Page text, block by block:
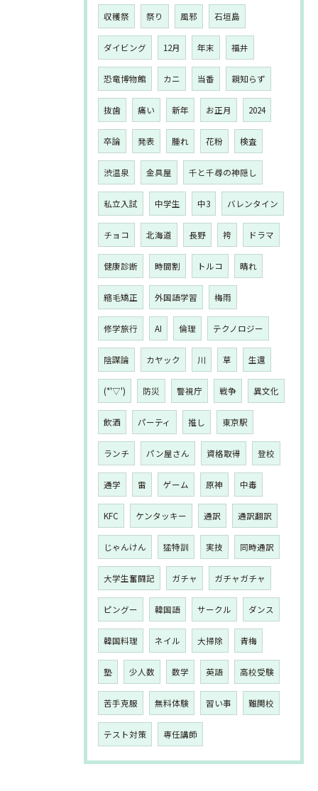
収穫祭 祭り 風邪 石垣島
ダイビング 12月 年末 福井
恐竜博物館 カニ 当番 親知らず
抜歯 痛い 新年 お正月 2024
卒論 発表 腫れ 花粉 検査
渋温泉 金具屋 千と千尋の神隠し
私立入試 中学生 中3 バレンタイン
チョコ 北海道 長野 袴 ドラマ
健康診断 時間割 トルコ 晴れ
縮毛矯正 外国語学習 梅雨
修学旅行 AI 倫理 テクノロジー
陰謀論 カヤック 川 草 生還
(*'▽') 防災 警視庁 戦争 異文化
飲酒 パーティ 推し 東京駅
ランチ パン屋さん 資格取得 登校
通学 雷 ゲーム 原神 中毒
KFC ケンタッキー 通訳 通訳翻訳
じゃんけん 猛特訓 実技 同時通訳
大学生奮闘記 ガチャ ガチャガチャ
ピングー 韓国語 サークル ダンス
韓国料理 ネイル 大掃除 青梅
塾 少人数 数学 英語 高校受験
苦手克服 無料体験 習い事 難関校
テスト対策 専任講師